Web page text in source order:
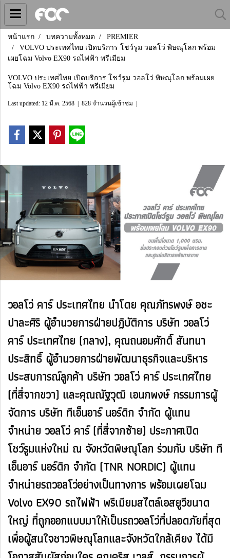
หน้าแรก บทความทั้งหมด
PREMIER
VOLVO ประเทศไทย เปิดบริการ โชว์รูม วอลโว่ พิษณุโลก พร้อม
เผยโฉม Volvo EX90 รถไฟฟ้า พรีเมียม
VOLVO ประเทศไทย เปิดบริการ โชว์รูม วอลโว่ พิษณุโลก พร้อมเผย
โฉม Volvo EX90 รถไฟฟ้า พรีเมียม
Last updated: 12 มี.ค. 2568 828 จำนวนผู้เข้าชม
วอลโว่ คาร์ ประเทศไทย นำโดย คุณภัทรพงษ์ อชะ
ปาละศิริ ผู้อำนวยการฝ่ายปฎิบัติการ บริษัท วอลโว่
คาร์ ประเทศไทย (กลาง), คุณถนอมศักดิ์ สันทนา
ประสิทธิ์ ผู้อำนวยการฝ่ายพัฒนาธุรกิจและบริหาร
ประสบการณ์ลูกค้า บริษัท วอลโว่ คาร์ ประเทศไทย
(ที่สี่จากขวา) และคุณณัฐวุฒิ เอนกพงษ์ กรรมการผู้
จัดการ บริษัท ทีเอ็นอาร์ นอร์ดิก จำกัด ผู้แทน
จำหน่าย วอลโว่ คาร์ (ที่สี่จากซ้าย) ประกาศเปิด
โชว์รูมแห่งใหม่ ณ จังหวัดพิษณุโลก ร่วมกับ บริษัท ที
เอ็นอาร์ นอร์ดิก จำกัด (TNR NORDIC) ผู้แทน
จำหน่ายรถวอลโว่อย่างเป็นทางการ พร้อมเผยโฉม
Volvo EX90 รถไฟฟ้า พรีเมียมสไตล์เอสยูวีขนาด
ใหญ่ ที่ถูกออกแบบมาให้เป็นรถวอลโว่ที่ปลอดภัยที่สุด
เพื่อผู้สนใจชาวพิษณุโลกและจังหวัดใกล้เคียง ได้มี